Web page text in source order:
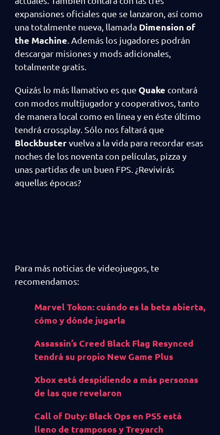
expansiones oficiales que se lanzaron, así como
una totalmente nueva, llamada Dimension of
the Machine . Además los jugadores podrán
descargar misiones y mods adicionales,
totalmente gratis.
Quizás lo más llamativo es que Quake contará
con modos multijugador y cooperativos, tanto
de manera local como en línea y en éste último
tendrá crossplay. Sólo nos faltará que
Blockbustervuelva a la vida para recordar esas
noches de los noventa con películas, pizza y
unas partidas de un buen FPS. ¿Revivirás
aquellas épocas?
Para más noticias de videojuegos, te
recomendamos:
Marvel Tokon: cuándo es la beta abierta,
cómo y dónde jugarla
Assassin’s Creed Black Flag Resynced
tendrá su propio New Game Plus
Xbox está despidiendo a más personas
de las que revelaron
Call of Duty: Black Ops en PS5 está
lleno de tramposos y Treyarch